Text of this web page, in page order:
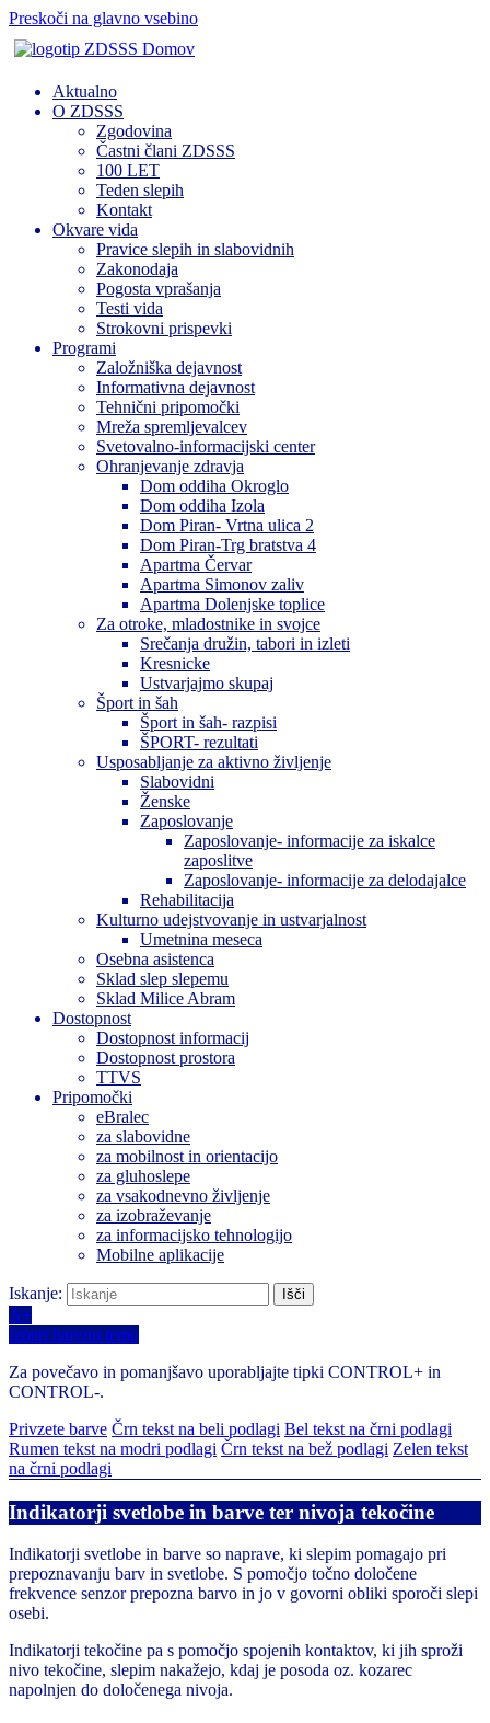
Preskoči na glavno vsebino
Domov
Aktualno
O ZDSSS
Zgodovina
Častni člani ZDSSS
100 LET
Teden slepih
Kontakt
Okvare vida
Pravice slepih in slabovidnih
Zakonodaja
Pogosta vprašanja
Testi vida
Strokovni prispevki
Programi
Založniška dejavnost
Informativna dejavnost
Tehnični pripomočki
Mreža spremljevalcev
Svetovalno-informacijski center
Ohranjevanje zdravja
Dom oddiha Okroglo
Dom oddiha Izola
Dom Piran- Vrtna ulica 2
Dom Piran-Trg bratstva 4
Apartma Červar
Apartma Simonov zaliv
Apartma Dolenjske toplice
Za otroke, mladostnike in svojce
Srečanja družin, tabori in izleti
Kresnicke
Ustvarjajmo skupaj
Šport in šah
Šport in šah- razpisi
ŠPORT- rezultati
Usposabljanje za aktivno življenje
Slabovidni
Ženske
Zaposlovanje
Zaposlovanje- informacije za iskalce
zaposlitve
Zaposlovanje- informacije za delodajalce
Rehabilitacija
Kulturno udejstvovanje in ustvarjalnost
Umetnina meseca
Osebna asistenca
Sklad slep slepemu
Sklad Milice Abram
Dostopnost
Dostopnost informacij
Dostopnost prostora
TTVS
Pripomočki
eBralec
za slabovidne
za mobilnost in orientacijo
za gluhoslepe
za vsakodnevno življenje
za izobraževanje
za informacijsko tehnologijo
Mobilne aplikacije
Iskanje:
A+
Izberi barvno temo
Za povečavo in pomanjšavo uporabljajte tipki CONTROL+ in
CONTROL-.
Privzete barve Črn tekst na beli podlagi Bel tekst na črni podlagi
Rumen tekst na modri podlagi Črn tekst na bež podlagi Zelen tekst
na črni podlagi
Indikatorji svetlobe in barve ter nivoja tekočine
Indikatorji svetlobe in barve so naprave, ki slepim pomagajo pri
prepoznavanju barv in svetlobe. S pomočjo točno določene
frekvence senzor prepozna barvo in jo v govorni obliki sporoči slepi
osebi.
Indikatorji tekočine pa s pomočjo spojenih kontaktov, ki jih sproži
nivo tekočine, slepim nakažejo, kdaj je posoda oz. kozarec
napolnjen do določenega nivoja.